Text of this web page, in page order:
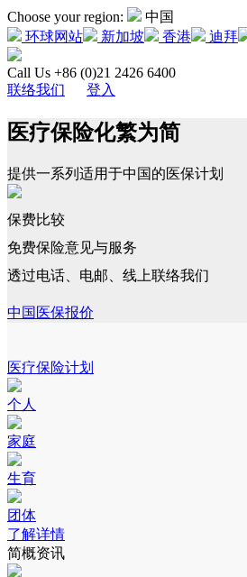
Choose your region:
中国
环球网站
新加坡 香港 迪拜
Call Us +86 (0)21 2426 6400
联络我们
登入
医疗保险化繁为简
提供一系列适用于中国的医保计划
保费比较
免费保险意见与服务
透过电话、电邮、线上联络我们
中国医保报价
医疗保险计划
个人
家庭
生育
团体
了解详情
简概资讯